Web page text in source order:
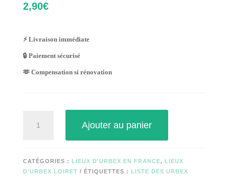
2,90€
⚡ Livraison immédiate
🔒 Paiement sécurisé
🫶 Compensation si rénovation
Ajouter au panier
CATÉGORIES : LIEUX D'URBEX EN FRANCE, LIEUX
D'URBEX LOIRET
ÉTIQUETTES : LISTE DES URBEX